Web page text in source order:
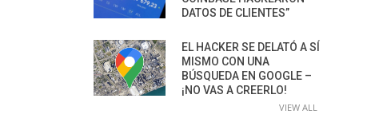
DATOS DE CLIENTES”
EL HACKER SE DELATÓ A SÍ
MISMO CON UNA
BÚSQUEDA EN GOOGLE –
¡NO VAS A CREERLO!
VIEW ALL